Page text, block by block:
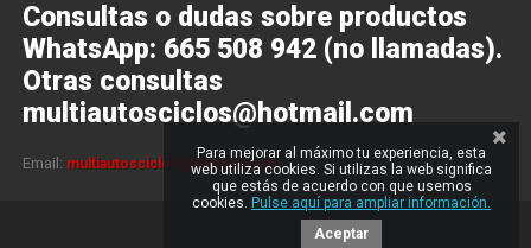
Consultas o dudas sobre productos
WhatsApp: 665 508 942 (no llamadas).
Otras consultas
multiautosciclos@hotmail.com
Email: multiautosciclos@hotmail.com
Para mejorar al máximo tu experiencia, esta
web utiliza cookies. Si utilizas la web significa
que estás de acuerdo con que usemos
cookies. Pulse aquí para ampliar información.
Aceptar